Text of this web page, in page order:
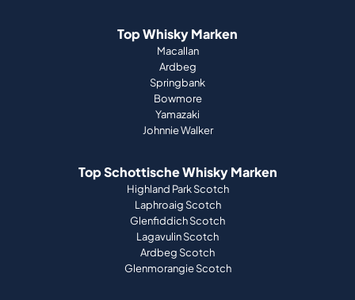
Top Whisky Marken
Macallan
Ardbeg
Springbank
Bowmore
Yamazaki
Johnnie Walker
Top Schottische Whisky Marken
Highland Park Scotch
Laphroaig Scotch
Glenfiddich Scotch
Lagavulin Scotch
Ardbeg Scotch
Glenmorangie Scotch